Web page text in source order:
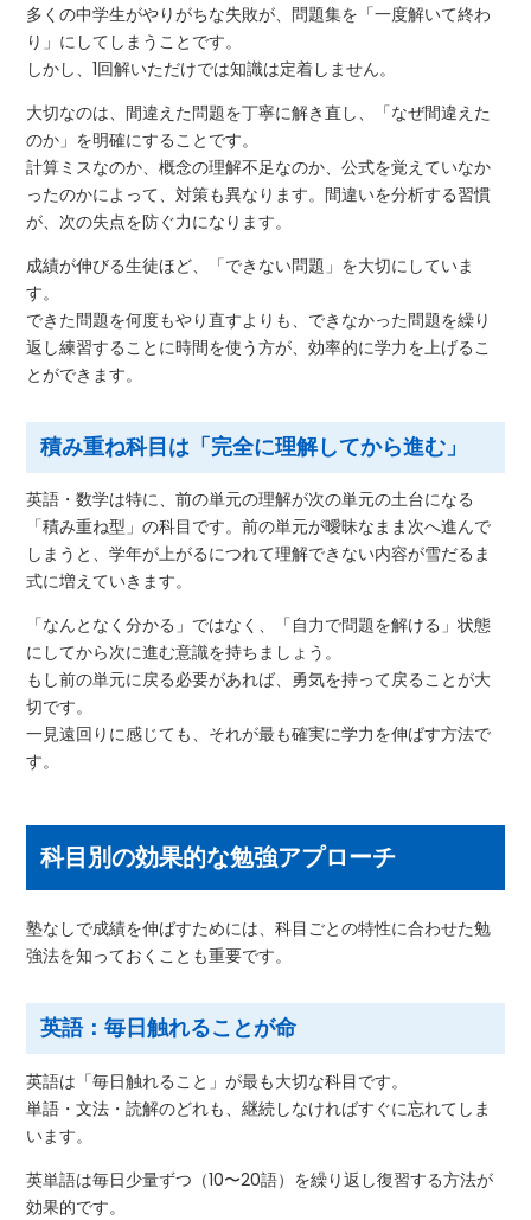
多くの中学生がやりがちな失敗が、問題集を「一度解いて終わ
り」にしてしまうことです。
しかし、1回解いただけでは知識は定着しません。
大切なのは、間違えた問題を丁寧に解き直し、「なぜ間違えた
のか」を明確にすることです。
計算ミスなのか、概念の理解不足なのか、公式を覚えていなか
ったのかによって、対策も異なります。間違いを分析する習慣
が、次の失点を防ぐ力になります。
成績が伸びる生徒ほど、「できない問題」を大切にしていま
す。
できた問題を何度もやり直すよりも、できなかった問題を繰り
返し練習することに時間を使う方が、効率的に学力を上げるこ
とができます。
積み重ね科目は「完全に理解してから進む」
英語・数学は特に、前の単元の理解が次の単元の土台になる
「積み重ね型」の科目です。前の単元が曖昧なまま次へ進んで
しまうと、学年が上がるにつれて理解できない内容が雪だるま
式に増えていきます。
「なんとなく分かる」ではなく、「自力で問題を解ける」状態
にしてから次に進む意識を持ちましょう。
もし前の単元に戻る必要があれば、勇気を持って戻ることが大
切です。
一見遠回りに感じても、それが最も確実に学力を伸ばす方法で
す。
科目別の効果的な勉強アプローチ
塾なしで成績を伸ばすためには、科目ごとの特性に合わせた勉
強法を知っておくことも重要です。
英語：毎日触れることが命
英語は「毎日触れること」が最も大切な科目です。
単語・文法・読解のどれも、継続しなければすぐに忘れてしま
います。
英単語は毎日少量ずつ（10〜20語）を繰り返し復習する方法が
効果的です。